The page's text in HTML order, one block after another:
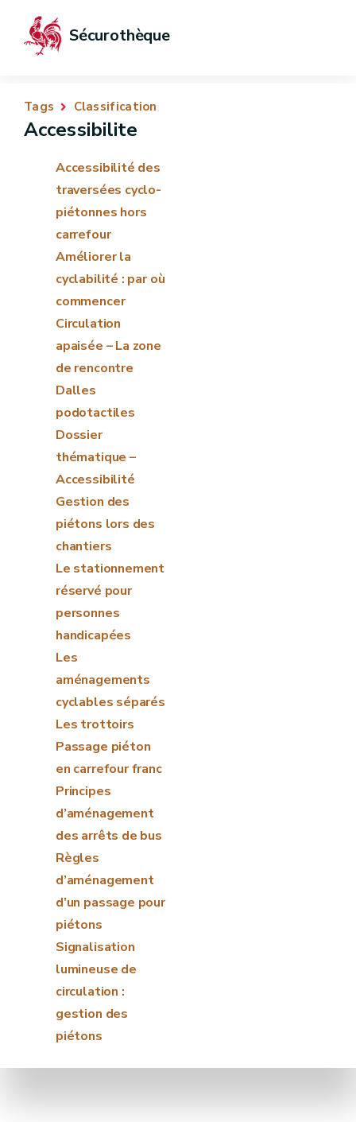
Sécurothèque
Tags Classification
Accessibilite
Accessibilité des
traversées cyclo-
piétonnes hors
carrefour
Améliorer la
cyclabilité : par où
commencer
Circulation
apaisée – La zone
de rencontre
Dalles
podotactiles
Dossier
thématique –
Accessibilité
Gestion des
piétons lors des
chantiers
Le stationnement
réservé pour
personnes
handicapées
Les
aménagements
cyclables séparés
Les trottoirs
Passage piéton
en carrefour franc
Principes
d’aménagement
des arrêts de bus
Règles
d’aménagement
d’un passage pour
piétons
Signalisation
lumineuse de
circulation :
gestion des
piétons